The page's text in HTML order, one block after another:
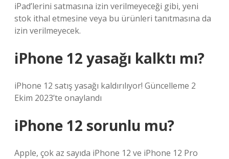
iPad’lerini satmasına izin verilmeyeceği gibi, yeni
stok ithal etmesine veya bu ürünleri tanıtmasına da
izin verilmeyecek.
iPhone 12 yasağı kalktı mı?
iPhone 12 satış yasağı kaldırılıyor! Güncelleme 2
Ekim 2023’te onaylandı
iPhone 12 sorunlu mu?
Apple, çok az sayıda iPhone 12 ve iPhone 12 Pro